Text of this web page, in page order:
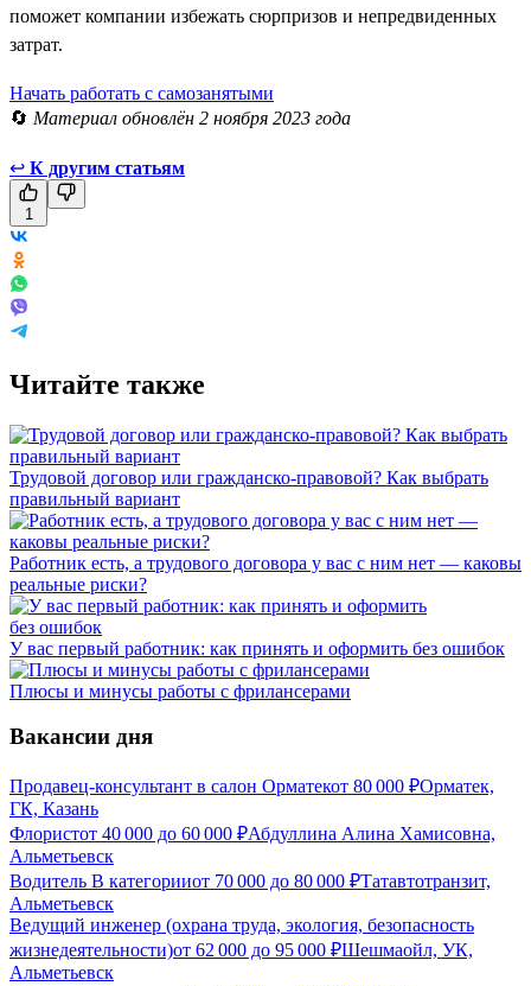
поможет компании избежать сюрпризов и непредвиденных
затрат.
Начать работать с самозанятыми
🔄 Материал обновлён 2 ноября 2023 года
↩ К другим статьям
1
Читайте также
Трудовой договор или гражданско-правовой? Как выбрать
правильный вариант
Работник есть, а трудового договора у вас с ним нет — каковы
реальные риски?
У вас первый работник: как принять и оформить без ошибок
Плюсы и минусы работы с фрилансерами
Вакансии дня
Продавец-консультант в салон Орматекот 80 000 ₽Орматек,
ГК, Казань
Флористот 40 000 до 60 000 ₽Абдуллина Алина Хамисовна,
Альметьевск
Водитель В категорииот 70 000 до 80 000 ₽Татавтотранзит,
Альметьевск
Ведущий инженер (охрана труда, экология, безопасность
жизнедеятельности)от 62 000 до 95 000 ₽Шешмаойл, УК,
Альметьевск